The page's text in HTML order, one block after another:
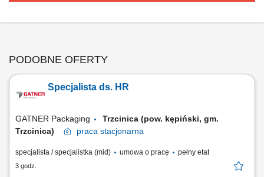
PODOBNE OFERTY
Specjalista ds. HR
GATNER Packaging
Trzcinica (pow. kępiński, gm.
Trzcinica)
praca stacjonarna
specjalista / specjalistka (mid) umowa o pracę pełny etat
3 godz.